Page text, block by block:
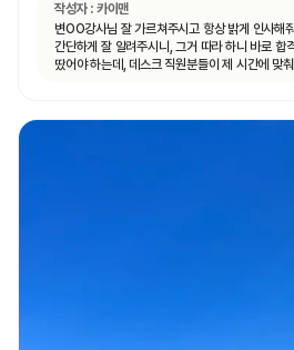
작성자 : 카이맨
변OO강사님 잘 가르쳐주시고 항상 밝게 인사해
간단하게 잘 알려주시니, 그거 따라 하니 바로 합격했어요. 면허
땄어야 하는데, 데스크 직원분들이 제 시간에 맞